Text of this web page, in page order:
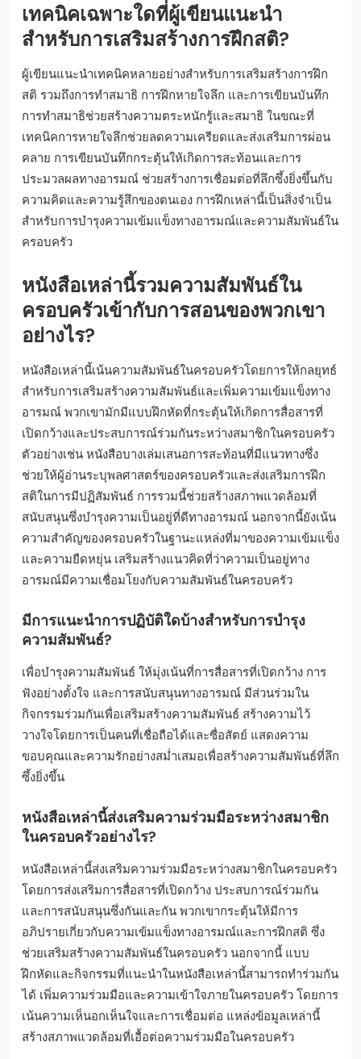
เทคนิคเฉพาะใดที่ผู้เขียนแนะนำ
สำหรับการเสริมสร้างการฝึกสติ?
ผู้เขียนแนะนำเทคนิคหลายอย่างสำหรับการเสริมสร้างการฝึก
สติ รวมถึงการทำสมาธิ การฝึกหายใจลึก และการเขียนบันทึก
การทำสมาธิช่วยสร้างความตระหนักรู้และสมาธิ ในขณะที่
เทคนิคการหายใจลึกช่วยลดความเครียดและส่งเสริมการผ่อน
คลาย การเขียนบันทึกกระตุ้นให้เกิดการสะท้อนและการ
ประมวลผลทางอารมณ์ ช่วยสร้างการเชื่อมต่อที่ลึกซึ้งยิ่งขึ้นกับ
ความคิดและความรู้สึกของตนเอง การฝึกเหล่านี้เป็นสิ่งจำเป็น
สำหรับการบำรุงความเข้มแข็งทางอารมณ์และความสัมพันธ์ใน
ครอบครัว
หนังสือเหล่านี้รวมความสัมพันธ์ใน
ครอบครัวเข้ากับการสอนของพวกเขา
อย่างไร?
หนังสือเหล่านี้เน้นความสัมพันธ์ในครอบครัวโดยการให้กลยุทธ์
สำหรับการเสริมสร้างความสัมพันธ์และเพิ่มความเข้มแข็งทาง
อารมณ์ พวกเขามักมีแบบฝึกหัดที่กระตุ้นให้เกิดการสื่อสารที่
เปิดกว้างและประสบการณ์ร่วมกันระหว่างสมาชิกในครอบครัว
ตัวอย่างเช่น หนังสือบางเล่มเสนอการสะท้อนที่มีแนวทางซึ่ง
ช่วยให้ผู้อ่านระบุพลศาสตร์ของครอบครัวและส่งเสริมการฝึก
สติในการมีปฏิสัมพันธ์ การรวมนี้ช่วยสร้างสภาพแวดล้อมที่
สนับสนุนซึ่งบำรุงความเป็นอยู่ที่ดีทางอารมณ์ นอกจากนี้ยังเน้น
ความสำคัญของครอบครัวในฐานะแหล่งที่มาของความเข้มแข็ง
และความยืดหยุ่น เสริมสร้างแนวคิดที่ว่าความเป็นอยู่ทาง
อารมณ์มีความเชื่อมโยงกับความสัมพันธ์ในครอบครัว
มีการแนะนำการปฏิบัติใดบ้างสำหรับการบำรุง
ความสัมพันธ์?
เพื่อบำรุงความสัมพันธ์ ให้มุ่งเน้นที่การสื่อสารที่เปิดกว้าง การ
ฟังอย่างตั้งใจ และการสนับสนุนทางอารมณ์ มีส่วนร่วมใน
กิจกรรมร่วมกันเพื่อเสริมสร้างความสัมพันธ์ สร้างความไว้
วางใจโดยการเป็นคนที่เชื่อถือได้และซื่อสัตย์ แสดงความ
ขอบคุณและความรักอย่างสม่ำเสมอเพื่อสร้างความสัมพันธ์ที่ลึก
ซึ้งยิ่งขึ้น
หนังสือเหล่านี้ส่งเสริมความร่วมมือระหว่างสมาชิก
ในครอบครัวอย่างไร?
หนังสือเหล่านี้ส่งเสริมความร่วมมือระหว่างสมาชิกในครอบครัว
โดยการส่งเสริมการสื่อสารที่เปิดกว้าง ประสบการณ์ร่วมกัน
และการสนับสนุนซึ่งกันและกัน พวกเขากระตุ้นให้มีการ
อภิปรายเกี่ยวกับความเข้มแข็งทางอารมณ์และการฝึกสติ ซึ่ง
ช่วยเสริมสร้างความสัมพันธ์ในครอบครัว นอกจากนี้ แบบ
ฝึกหัดและกิจกรรมที่แนะนำในหนังสือเหล่านี้สามารถทำร่วมกัน
ได้ เพิ่มความร่วมมือและความเข้าใจภายในครอบครัว โดยการ
เน้นความเห็นอกเห็นใจและการเชื่อมต่อ แหล่งข้อมูลเหล่านี้
สร้างสภาพแวดล้อมที่เอื้อต่อความร่วมมือในครอบครัว